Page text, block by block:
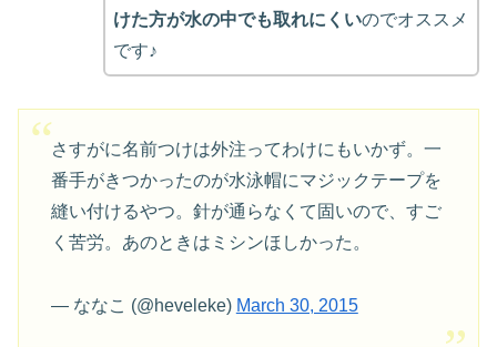
けた方が水の中でも取れにくいのでオススメ
です♪
さすがに名前つけは外注ってわけにもいかず。一
番手がきつかったのが水泳帽にマジックテープを
縫い付けるやつ。針が通らなくて固いので、すご
く苦労。あのときはミシンほしかった。
— ななこ (@heveleke) March 30, 2015